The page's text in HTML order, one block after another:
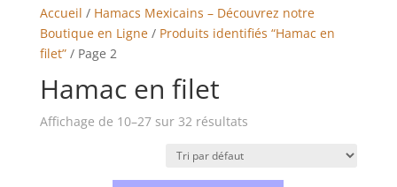
Accueil / Hamacs Mexicains – Découvrez notre
Boutique en Ligne/ Produits identifiés “Hamac en
filet”/ Page 2
Hamac en filet
Affichage de 10–27 sur 32 résultats